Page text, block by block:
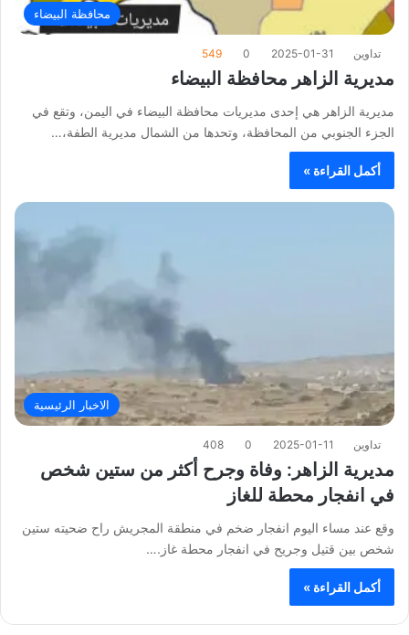
محافظة البيضاء
تداوين 2025-01-31
0
549
مديرية الزاهر محافظة البيضاء
مديرية الزاهر هي إحدى مديريات محافظة البيضاء في اليمن، وتقع في
الجزء الجنوبي من المحافظة، وتحدها من الشمال مديرية الطفة،…
أكمل القراءة »
الاخبار الرئيسية
تداوين 2025-01-11
0
408
مديرية الزاهر: وفاة وجرح أكثر من ستين شخص
في انفجار محطة للغاز
وقع عند مساء اليوم انفجار ضخم في منطقة المجريش راح ضحيته ستين
شخص بين قتيل وجريح في انفجار محطة غاز.…
أكمل القراءة »